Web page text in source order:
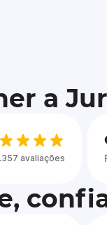
a
avaliações